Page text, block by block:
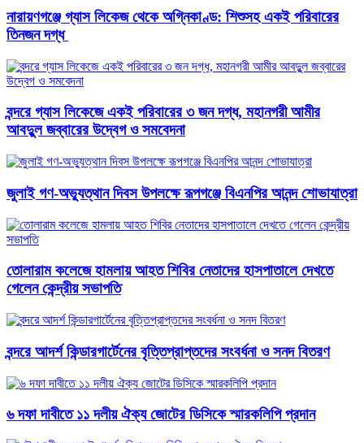
নারায়ণগঞ্জে গ্যাস লিকেজ থেকে অগ্নিকাণ্ড: শিশুসহ একই পরিবারের
তিনজন দগ্ধ ​
বন্দরে গ্যাস লিকেজে একই পরিবারের ৩ জন দগ্ধ, মহানগরী আমীর
আবদুুল জব্বারের উদ্বেগ ও সমবেদনা
জুলাই গণ-অভ্যুত্থান দিবস উপলক্ষে রূপগঞ্জে বিএনপির আনন্দ শোভাযাত্রা
তোলারাম কলেজে হামলায় আহত শিবির নেতাদের হাসপাতালে দেখতে
গেলেন কেন্দ্রীয় সভাপতি
বন্দরে আদর্শ কিন্ডারগার্টেনের বৃত্তিপ্রাপ্তদের সংবর্ধনা ও সনদ বিতরণ
৬ দফা দাবীতে ১১ দলীয় ঐক্য জোটের ডিসিকে স্মারকলিপি প্রদান